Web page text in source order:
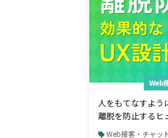
Web
人をもてなすよう
離脱を防止するヒ
づくり
Web接客・チャッ